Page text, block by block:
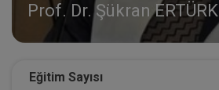
Prof. Dr. Şükran ERTÜRK
Eğitim Sayısı